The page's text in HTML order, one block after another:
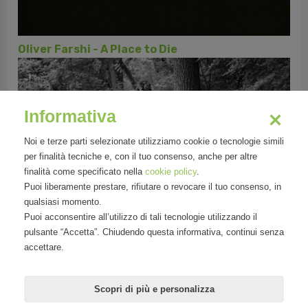
Oliver Farshi - A Place to Die
Rebecca Kiger - A Town Derailed
Informativa
Noi e terze parti selezionate utilizziamo cookie o tecnologie simili
per finalità tecniche e, con il tuo consenso, anche per altre
finalità come specificato nella cookie policy.
Puoi liberamente prestare, rifiutare o revocare il tuo consenso, in
qualsiasi momento.
Puoi acconsentire all’utilizzo di tali tecnologie utilizzando il
pulsante “Accetta”. Chiudendo questa informativa, continui senza
accettare.
Scopri di più e personalizza